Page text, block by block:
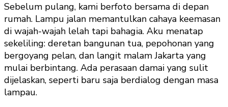
Sebelum pulang, kami berfoto bersama di depan
rumah. Lampu jalan memantulkan cahaya keemasan
di wajah-wajah lelah tapi bahagia. Aku menatap
sekeliling: deretan bangunan tua, pepohonan yang
bergoyang pelan, dan langit malam Jakarta yang
mulai berbintang. Ada perasaan damai yang sulit
dijelaskan, seperti baru saja berdialog dengan masa
lampau.